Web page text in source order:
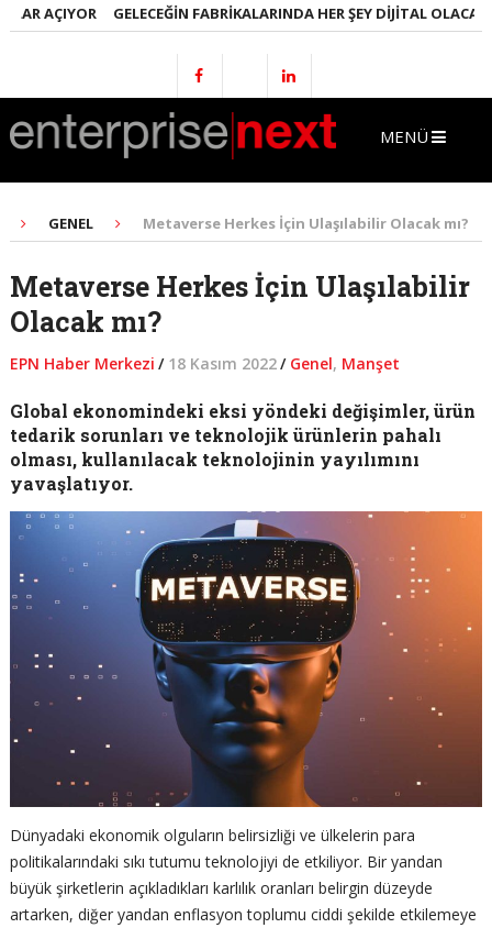
AÇIYOR GELECEĞIN FABRIKALARINDA HER ŞEY DIJITAL OLACAK
MENÜ
GENEL Metaverse Herkes İçin Ulaşılabilir Olacak mı?
Metaverse Herkes İçin Ulaşılabilir
Olacak mı?
EPN Haber Merkezi / 18 Kasım 2022/ Genel, Manşet
Global ekonomindeki eksi yöndeki değişimler, ürün
tedarik sorunları ve teknolojik ürünlerin pahalı
olması, kullanılacak teknolojinin yayılımını
yavaşlatıyor.
Dünyadaki ekonomik olguların belirsizliği ve ülkelerin para
politikalarındaki sıkı tutumu teknolojiyi de etkiliyor. Bir yandan
büyük şirketlerin açıkladıkları karlılık oranları belirgin düzeyde
artarken, diğer yandan enflasyon toplumu ciddi şekilde etkilemeye